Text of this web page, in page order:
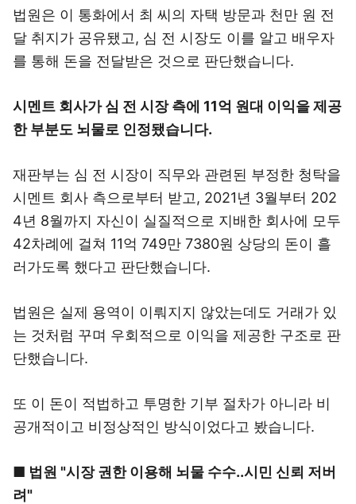
법원은 이 통화에서 최 씨의 자택 방문과 천만 원 전
달 취지가 공유됐고, 심 전 시장도 이를 알고 배우자
를 통해 돈을 전달받은 것으로 판단했습니다.
시멘트 회사가 심 전 시장 측에 11억 원대 이익을 제공
한 부분도 뇌물로 인정됐습니다.
재판부는 심 전 시장이 직무와 관련된 부정한 청탁을
시멘트 회사 측으로부터 받고, 2021년 3월부터 202
4년 8월까지 자신이 실질적으로 지배한 회사에 모두
42차례에 걸쳐 11억 749만 7380원 상당의 돈이 흘
러가도록 했다고 판단했습니다.
법원은 실제 용역이 이뤄지지 않았는데도 거래가 있
는 것처럼 꾸며 우회적으로 이익을 제공한 구조로 판
단했습니다.
또 이 돈이 적법하고 투명한 기부 절차가 아니라 비
공개적이고 비정상적인 방식이었다고 봤습니다.
■ 법원 "시장 권한 이용해 뇌물 수수..시민 신뢰 저버
려"